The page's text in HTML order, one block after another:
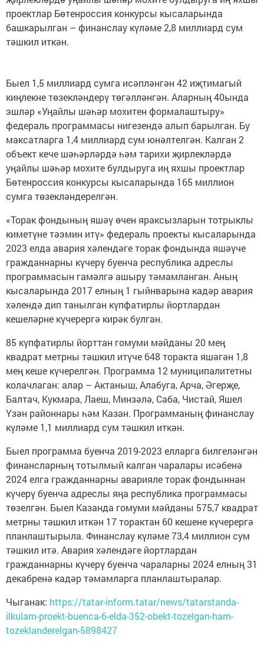
проектлар Бөтенроссия конкурсы кысаларында
башкарылган – финанслау күләме 2,8 миллиард сум
тәшкил иткән.
Быел 1,5 миллиард сумга исәпләнгән 42 иҗтимагый
киңлекне төзекләндерү төгәлләнгән. Аларның 40ында
эшләр «Уңайлы шәһәр мохитен формалаштыру»
федераль программасы нигезендә алып барылган. Бу
максатларга 1,4 миллиард сум юнәлтелгән. Калган 2
объект кече шәһәрләрдә һәм тарихи җирлекләрдә
уңайлы шәһәр мохите булдыруга иң яхшы проектлар
Бөтенроссия конкурсы кысаларында 165 миллион
сумга төзекләндерелгән.
«Торак фондының яшәү өчен яраксызларын тотрыклы
киметүне тәэмин итү» федераль проекты кысаларында
2023 елда авария хәлендәге торак фондында яшәүче
гражданнарны күчерү буенча республика адреслы
программасын гамәлгә ашыру тәмамланган. Аның
кысаларында 2017 елның 1 гыйнварына кадәр авария
хәлендә дип танылган күпфатирлы йортлардан
кешеләрне күчерергә кирәк булган.
85 күпфатирлы йорттан гомуми мәйданы 20 мең
квадрат метрны тәшкил итүче 648 торакта яшәгән 1,8
мең кеше күчерелгән. Программа 12 муниципалитетны
колачлаган: алар – Актаныш, Алабуга, Арча, Әгерҗе,
Балтач, Кукмара, Лаеш, Минзәлә, Саба, Чистай, Яшел
Үзән районнары һәм Казан. Программаның финанслау
күләме 1,1 миллиард сум тәшкил иткән.
Быел программа буенча 2019-2023 елларга билгеләнгән
финансларның тотылмый калган чаралары исәбенә
2024 елга гражданнарны аварияле торак фондыннан
күчерү буенча адреслы яңа республика программасы
төзелгән. Быел Казанда гомуми мәйданы 575,7 квадрат
метрны тәшкил иткән 17 торактан 60 кешене күчерергә
планлаштырыла. Финанслау күләме 73,4 миллион сум
тәшкил итә. Авария хәлендәге йортлардан
гражданнарны күчерү буенча чараларны 2024 елның 31
декабренә кадәр тәмамларга планлаштыралар.
Чыганак: https://tatar-inform.tatar/news/tatarstanda-
ilkulam-proekt-buenca-6-elda-352-obekt-tozelgan-ham-
tozeklanderelgan-5898427